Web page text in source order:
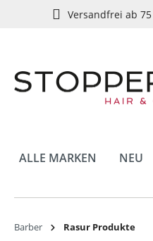
ZurVersandfrei ab
ALLE MARKEN NEU
Barber Rasur Produkte